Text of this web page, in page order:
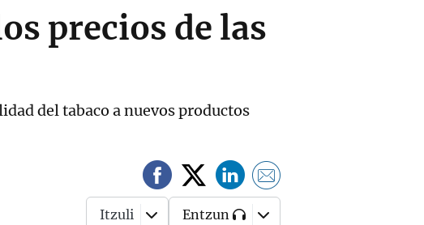
precios de las
del tabaco a nuevos productos
Itzuli Entzun